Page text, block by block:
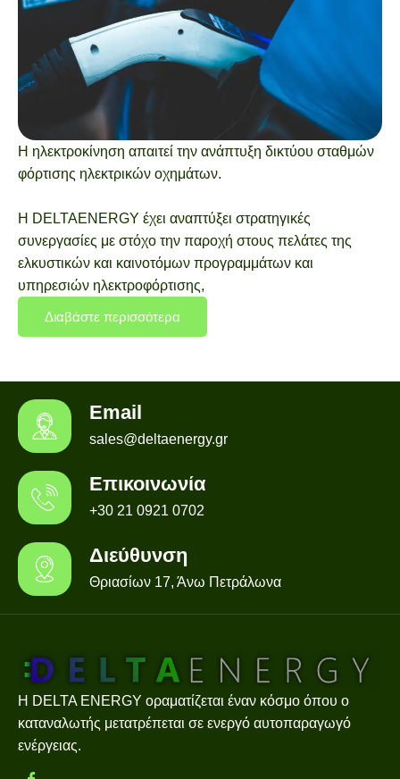
Η ηλεκτροκίνηση απαιτεί την ανάπτυξη δικτύου σταθμών
φόρτισης ηλεκτρικών οχημάτων.
Η DELTAENERGY έχει αναπτύξει στρατηγικές
συνεργασίες με στόχο την παροχή στους πελάτες της
ελκυστικών και καινοτόμων προγραμμάτων και
υπηρεσιών ηλεκτροφόρτισης,
Διαβάστε περισσότερα
Email
sales@deltaenergy.gr
Επικοινωνία
+30 21 0921 0702
Διεύθυνση
Θριασίων 17, Άνω Πετράλωνα
Η DELTA ENERGY οραματίζεται έναν κόσμο όπου ο
καταναλωτής μετατρέπεται σε ενεργό αυτοπαραγωγό
ενέργειας.